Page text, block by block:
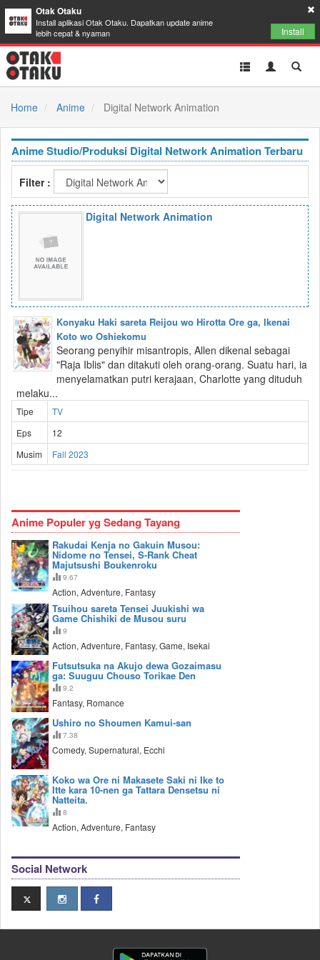
Otak Otaku
Install aplikasi Otak Otaku. Dapatkan update anime
lebih cepat & nyaman
Install
Toggle
Toggle
Home
Anime Digital Network Animation
Anime Studio/Produksi Digital Network Animation Terbaru
Filter :
Digital Network Animation
Konyaku Haki sareta Reijou wo Hirotta Ore ga, Ikenai
Koto wo Oshiekomu
Seorang penyihir misantropis, Allen dikenal sebagai
"Raja Iblis" dan ditakuti oleh orang-orang. Suatu hari, ia
menyelamatkan putri kerajaan, Charlotte yang dituduh
melaku...
Tipe
TV
Eps
12
Musim
Fall 2023
Anime Populer yg Sedang Tayang
Rakudai Kenja no Gakuin Musou:
Nidome no Tensei, S-Rank Cheat
Majutsushi Boukenroku
9.67
Action, Adventure, Fantasy
Tsuihou sareta Tensei Juukishi wa
Game Chishiki de Musou suru
9
Action, Adventure, Fantasy, Game, Isekai
Futsutsuka na Akujo dewa Gozaimasu
ga: Suuguu Chouso Torikae Den
9.2
Fantasy, Romance
Ushiro no Shoumen Kamui-san
7.38
Comedy, Supernatural, Ecchi
Koko wa Ore ni Makasete Saki ni Ike to
Itte kara 10-nen ga Tattara Densetsu ni
Natteita.
8
Action, Adventure, Fantasy
Social Network